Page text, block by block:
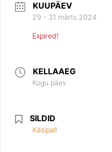
KUUPÄEV
29 - 31 märts 2024
Expired!
KELLAAEG
Kogu päev
SILDID
Käsipall